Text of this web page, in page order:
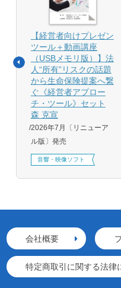
【経営者向けプレゼン
ツール＋動画講座
（USBメモリ版）】法
人“所有”リスクの話題
から生命保険提案へ繋
ぐ《経営者アプロー
チ・ツール》セット
森 克宣
2026年7月〔リニューア
ル版〕発売
音響・映像ソフト
会社概要
特定商取引に関する法律